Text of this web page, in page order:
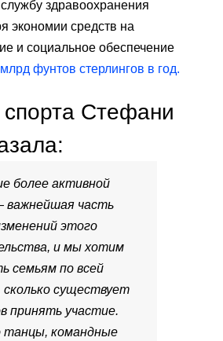
здравоохранения
экономии средств на
и социальное обеспечение
фунтов стерлингов в год.
Стефани
более активной
важнейшая часть
этого
и мы хотим
семьям по всей
сколько существует
принять участие.
танцы, командные